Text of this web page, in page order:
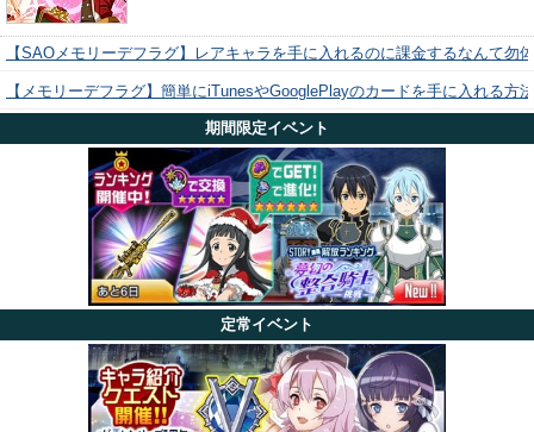
【SAOメモリーデフラグ】レアキャラを手に入れるのに課金するなんて勿
【メモリーデフラグ】簡単にiTunesやGooglePlayのカードを手に入れる方
期間限定イベント
定常イベント